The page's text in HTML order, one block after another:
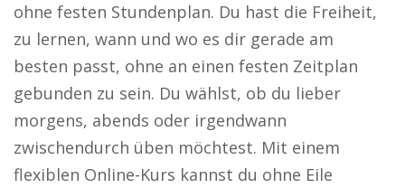
ohne festen Stundenplan. Du hast die Freiheit,
zu lernen, wann und wo es dir gerade am
besten passt, ohne an einen festen Zeitplan
gebunden zu sein. Du wählst, ob du lieber
morgens, abends oder irgendwann
zwischendurch üben möchtest. Mit einem
flexiblen Online-Kurs kannst du ohne Eile